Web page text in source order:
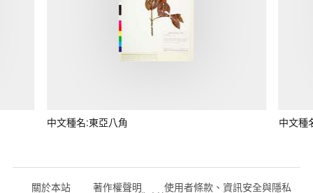
中文種名:東亞八角 中文種
關於本站 著作權聲明 使用者條款、資訊安全與隱私